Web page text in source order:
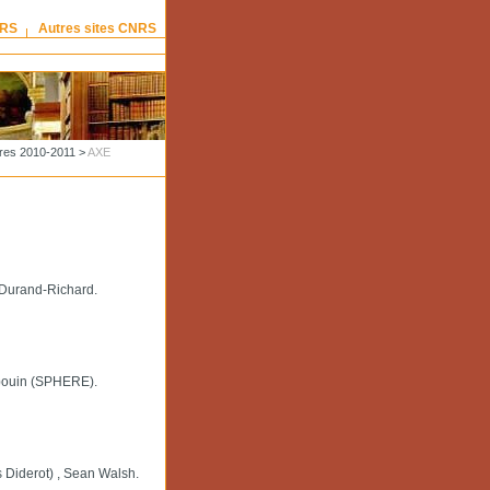
Autres sites CNRS
2010-2011 >AXE
Richard.
(SPHERE).
, Sean Walsh.